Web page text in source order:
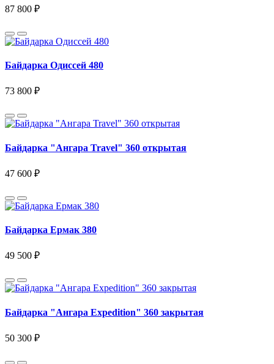
87 800 ₽
Байдарка Одиссей 480
73 800 ₽
Байдарка "Ангара Travel" 360 открытая
47 600 ₽
Байдарка Ермак 380
49 500 ₽
Байдарка "Ангара Expedition" 360 закрытая
50 300 ₽